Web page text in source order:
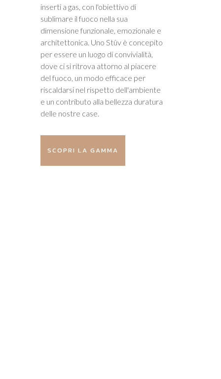
inserti a gas, con l'obiettivo di
sublimare il fuoco nella sua
dimensione funzionale, emozionale e
architettonica. Uno Stûv è concepito
per essere un luogo di convivialità,
dove ci si ritrova attorno al piacere
del fuoco, un modo efficace per
riscaldarsi nel rispetto dell'ambiente
e un contributo alla bellezza duratura
delle nostre case.
SCOPRI LA GAMMA